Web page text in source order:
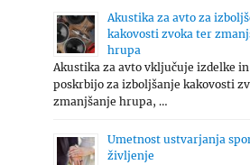
Akustika za avto za
kakovosti zvoka ter
hrupa
Akustika za avto vključuje izdelke
poskrbijo za izboljšanje kakovosti
zmanjšanje hrupa, …
Umetnost ustvarjanja
življenje